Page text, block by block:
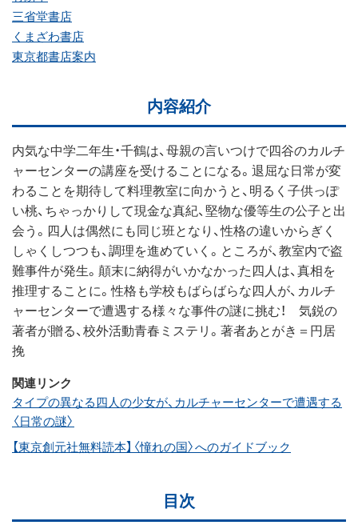
三省堂書店
くまざわ書店
東京都書店案内
内容紹介
内気な中学二年生・千鶴は、母親の言いつけで四谷のカルチ
ャーセンターの講座を受けることになる。退屈な日常が変
わることを期待して料理教室に向かうと、明るく子供っぽ
い桃、ちゃっかりして現金な真紀、堅物な優等生の公子と出
会う。四人は偶然にも同じ班となり、性格の違いからぎく
しゃくしつつも、調理を進めていく。ところが、教室内で盗
難事件が発生。顛末に納得がいかなかった四人は、真相を
推理することに。性格も学校もばらばらな四人が、カルチ
ャーセンターで遭遇する様々な事件の謎に挑む！ 気鋭の
著者が贈る、校外活動青春ミステリ。著者あとがき＝円居
挽
関連リンク
タイプの異なる四人の少女が、カルチャーセンターで遭遇する
〈日常の謎〉
【東京創元社無料読本】〈憧れの国〉へのガイドブック
目次